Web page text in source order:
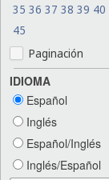
35 36 37 38 39 40
45
Paginación
IDIOMA
Español
Inglés
Español/Inglés
Inglés/Español